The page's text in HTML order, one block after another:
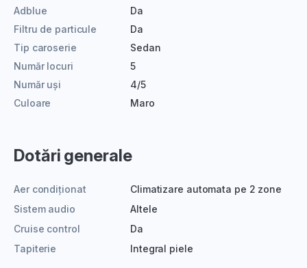
Adblue
Da
Filtru de particule
Da
Tip caroserie
Sedan
Număr locuri
5
Număr uși
4/5
Culoare
Maro
Dotări generale
Aer condiționat
Climatizare automata pe 2 zone
Sistem audio
Altele
Cruise control
Da
Tapiterie
Integral piele